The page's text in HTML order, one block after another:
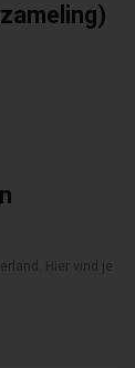
Hier vind je